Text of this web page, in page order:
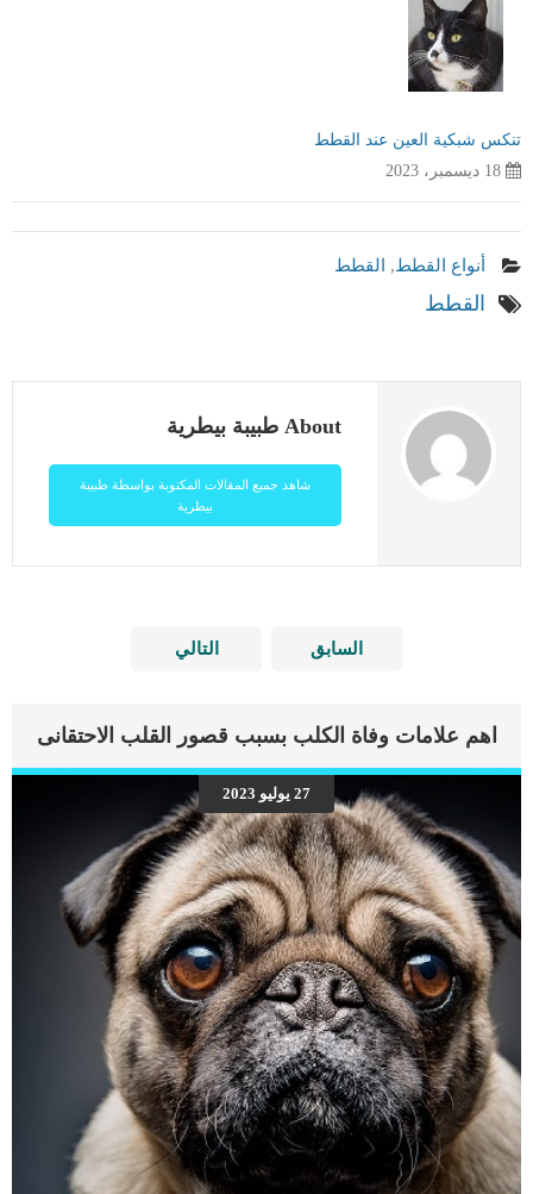
تنكس شبكية العين عند القطط
18 ديسمبر، 2023
أنواع القطط, القطط
القطط
About طبيبة بيطرية
شاهد جميع المقالات المكتوبة بواسطة طبيبة
بيطرية
السابق التالي
اهم علامات وفاة الكلب بسبب قصور القلب الاحتقانى
27 يوليو 2023